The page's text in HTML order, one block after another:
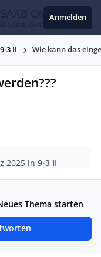
SAAB CARS
Die Saab Gemeinschaft
Anmelden
9-3 II Wie kann das
2025 in9-3 II
Thema starten